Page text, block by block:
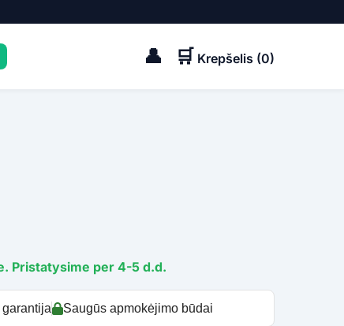
👤 🛒 Krepšelis (0)
Pristatysime per 4-5 d.d.
Saugūs apmokėjimo būdai